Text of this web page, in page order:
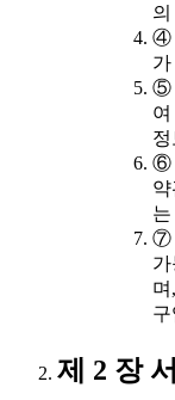
④
⑤
⑥
⑦
제 2 장